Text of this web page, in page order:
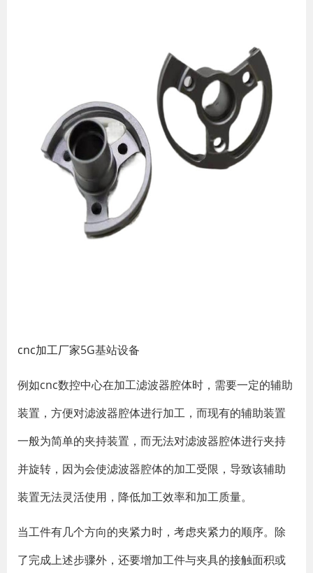
cnc加工厂家5G基站设备
例如cnc数控中心在加工滤波器腔体时，需要一定的辅助
装置，方便对滤波器腔体进行加工，而现有的辅助装置
一般为简单的夹持装置，而无法对滤波器腔体进行夹持
并旋转，因为会使滤波器腔体的加工受限，导致该辅助
装置无法灵活使用，降低加工效率和加工质量。
当工件有几个方向的夹紧力时，考虑夹紧力的顺序。除
了完成上述步骤外，还要增加工件与夹具的接触面积或